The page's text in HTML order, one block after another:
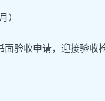
）
面验收申请，迎接验